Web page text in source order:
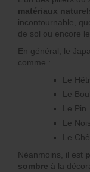
matériaux
incontournable,
de sol ou encore
En général, le
comme :
Le
Le
Le Pin
Le
Le
Néanmoins, il est
sombre à la